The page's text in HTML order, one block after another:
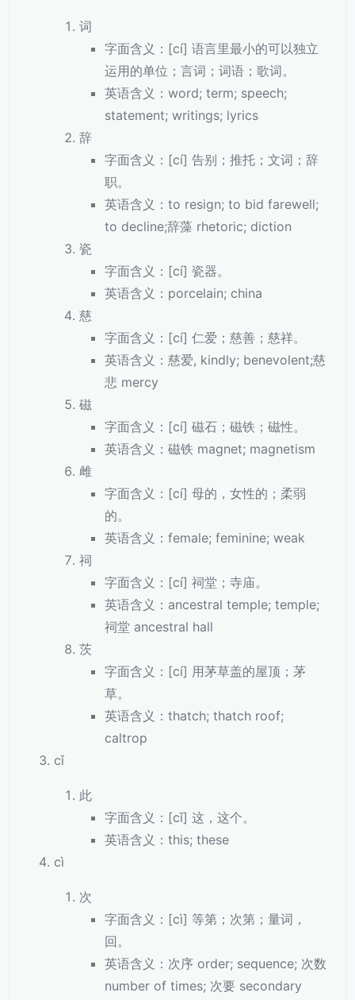
词
字面含义：[cí] 语言里最小的可以独立
运用的单位；言词；词语；歌词。
英语含义：word; term; speech;
statement; writings; lyrics
辞
字面含义：[cí] 告别；推托；文词；辞
职。
英语含义：to resign; to bid farewell;
to decline;辞藻 rhetoric; diction
瓷
字面含义：[cí] 瓷器。
英语含义：porcelain; china
慈
字面含义：[cí] 仁爱；慈善；慈祥。
英语含义：慈爱, kindly; benevolent;慈
悲 mercy
磁
字面含义：[cí] 磁石；磁铁；磁性。
英语含义：磁铁 magnet; magnetism
雌
字面含义：[cí] 母的，女性的；柔弱
的。
英语含义：female; feminine; weak
祠
字面含义：[cí] 祠堂；寺庙。
英语含义：ancestral temple; temple;
祠堂 ancestral hall
茨
字面含义：[cí] 用茅草盖的屋顶；茅
草。
英语含义：thatch; thatch roof;
caltrop
cǐ
此
字面含义：[cǐ] 这，这个。
英语含义：this; these
cì
次
字面含义：[cì] 等第；次第；量词，
回。
英语含义：次序 order; sequence; 次数
number of times; 次要 secondary